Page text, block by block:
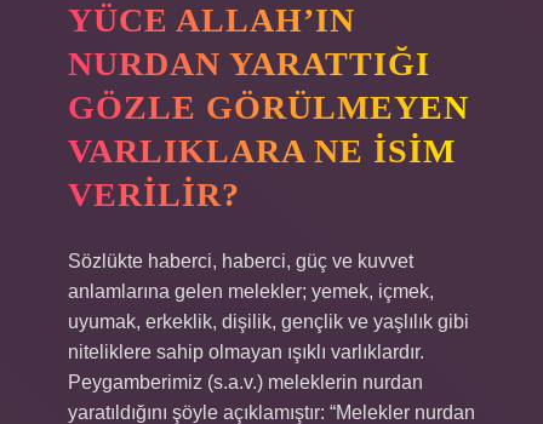
YÜCE ALLAH’IN
NURDAN YARATTIĞI
GÖZLE GÖRÜLMEYEN
VARLIKLARA NE ISIM
VERILIR?
Sözlükte haberci, haberci, güç ve kuvvet
anlamlarına gelen melekler; yemek, içmek,
uyumak, erkeklik, dişilik, gençlik ve yaşlılık gibi
niteliklere sahip olmayan ışıklı varlıklardır.
Peygamberimiz (s.a.v.) meleklerin nurdan
yaratıldığını şöyle açıklamıştır: “Melekler nurdan